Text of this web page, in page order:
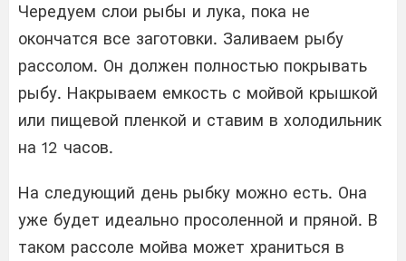
Чередуем слои рыбы и лука, пока не
окончатся все заготовки. Заливаем рыбу
рассолом. Он должен полностью покрывать
рыбу. Накрываем емкость с мойвой крышкой
или пищевой пленкой и ставим в холодильник
на 12 часов.
На следующий день рыбку можно есть. Она
уже будет идеально просоленной и пряной. В
таком рассоле мойва может храниться в